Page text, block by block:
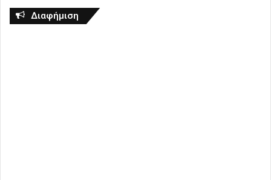
Διαφήμιση